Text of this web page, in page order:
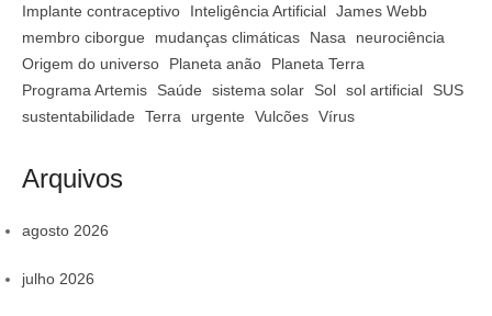
Implante contraceptivo
Inteligência Artificial James Webb
membro ciborgue
mudanças climáticas Nasa
neurociência
Origem do universo
Planeta anão
Planeta Terra
Programa Artemis
Saúde sistema solar Sol sol artificial
SUS
sustentabilidade
Terra urgente Vulcões Vírus
Arquivos
agosto 2026
julho 2026